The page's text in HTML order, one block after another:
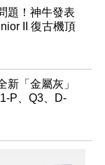
題！神牛發表
II 復古機頂
新「金屬灰」
P、Q3、D-